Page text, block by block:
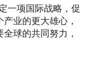
一项国际战略，促
业的更大雄心，
球的共同努力，